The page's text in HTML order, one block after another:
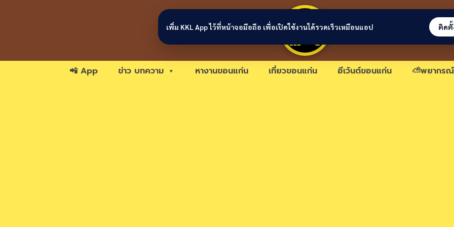
ขอนแก่นลิงก์
📲 App ข่าว บทความ หางานขอนแก่น เที่ยวขอนแก่น อีเว้นต์ขอนแก่น ⛅พยากร
เพิ่ม KKL App ไว้ที่หน้าจอมือถือ เพื่อเปิดใช้งานได้รวดเร็วเหมือนแอป ติดตั้